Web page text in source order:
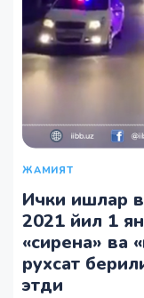
ЖАМИЯТ
Ички ишлар
2021 йил 1
«сирена» ва
рухсат
этди